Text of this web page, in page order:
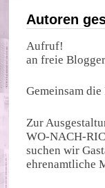
Autoren
Aufruf!
an freie
Gemeinsam
Zur
WO-NACH-
suchen wir
ehrenamtliche